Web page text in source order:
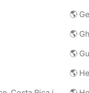
🌎
🌎
🌎
🌎